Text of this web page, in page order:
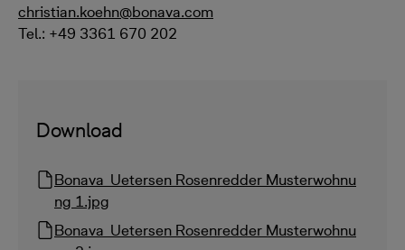
christian.koehn@bonava.com
Tel.: +49 3361 670 202
Download
Bonava_Uetersen Rosenredder Musterwohnu
ng 1.jpg
Bonava_Uetersen Rosenredder Musterwohnu